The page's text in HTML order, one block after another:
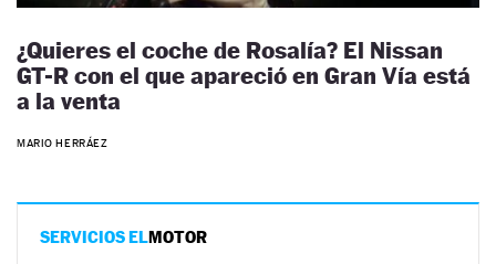
¿Quieres el coche de Rosalía? El Nissan
GT-R con el que apareció en Gran Vía está
a la venta
MARIO HERRÁEZ
SERVICIOS ELMOTOR